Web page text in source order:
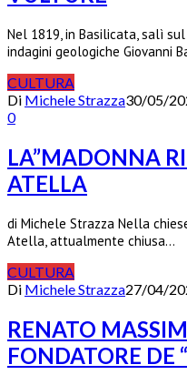
Nel 1819, in Basilicata, salì
indagini geologiche Giovanni
CULTURA
Di Michele Strazza30/05/
0
LA”MADONNA
ATELLA
di Michele Strazza Nella
Atella, attualmente chiusa…
CULTURA
Di Michele Strazza27/04/
RENATO
FONDATORE DE